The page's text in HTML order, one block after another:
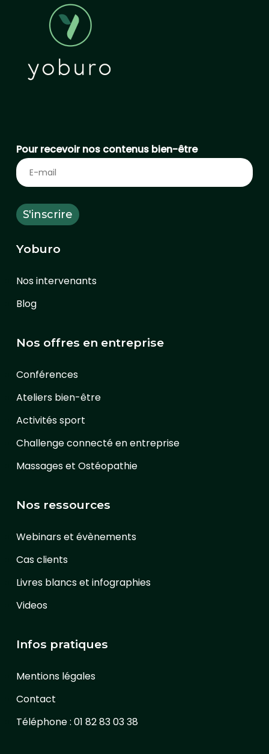
Pour recevoir nos contenus bien-être
Yoburo
Nos intervenants
Blog
Nos offres en entreprise
Conférences
Ateliers bien-être
Activités sport
Challenge connecté en entreprise
Massages et Ostéopathie
Nos ressources
Webinars et évènements
Cas clients
Livres blancs et infographies
Videos
Infos pratiques
Mentions légales
Contact
Téléphone : 01 82 83 03 38